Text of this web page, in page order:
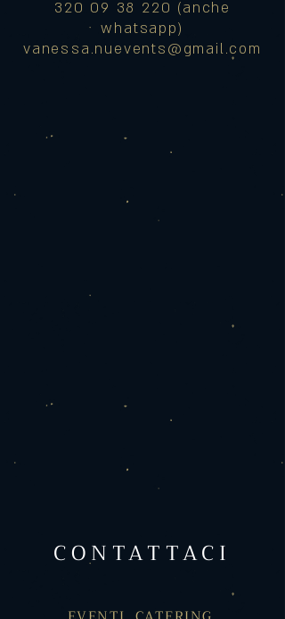
320 09 38 220 (anche
whatsapp)
vanessa.nuevents@gmail.com
CONTATTACI